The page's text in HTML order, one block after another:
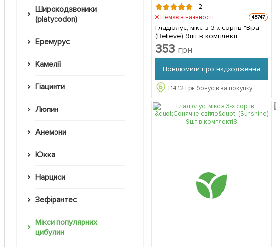
Широкодзвоники
(platycodon)
Еремурус
Камелії
Гіацинти
Люпин
Анемони
Юкка
Нарциси
Зефірантес
Мікси популярних
цибулин
2
Немає в наявності 45747
Гладіолус, мікс з 3-х сортів "Віра"
(Believe) 9шт в комплекті
353 грн
Повідомити про надходження
+14.12 грн бонусів за покупку